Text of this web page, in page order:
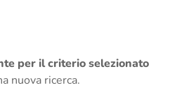
per il criterio selezionato
nuova ricerca.